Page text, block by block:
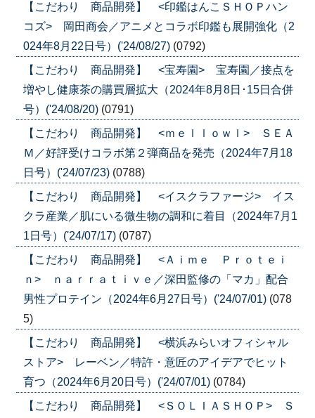
【こだわり 商品開発】 <印鑑はんこＳＨＯＰハン
コズ> 岡田商会／アニメとコラボ印鑑も展開強化（2
024年8月22日号）('24/08/27) (0792)
【こだわり 商品開発】 <宝寿園> 宝寿園／接点を
増やし健康茶の購買層拡大（2024年8月8日･15日合併
号）('24/08/20) (0791)
【こだわり 商品開発】 <ｍｅｌｌｏｗｌ> ＳＥＡ
Ｍ／好評受けコラボ第２弾商品を発売（2024年7月18
日号）('24/07/23) (0788)
【こだわり 商品開発】 <イスクラファージ> イス
クラ産業／肌にいる微生物の調和に着目（2024年7月1
1日号）('24/07/17) (0787)
【こだわり 商品開発】 <Ａｉｍｅ Ｐｒｏｔｅｉ
ｎ> ｎａｒｒａｔｉｖｅ／深田監修の「マカ」配合
男性プロテイン（2024年6月27日号）('24/07/01) (078
5)
【こだわり 商品開発】 <横浜みらいオフィシャル
ストア> レーベン／特許・意匠のアイデアでヒット
育つ（2024年6月20日号）('24/07/01) (0784)
【こだわり 商品開発】 <ＳＯＬＩＡＳＨＯＰ> Ｓ